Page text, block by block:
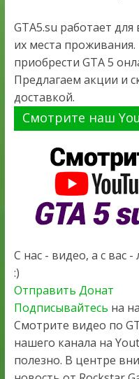
GTA5.su работает
их места
приобрести GTA 5
Предлагаем акции и
доставкой.
Смотрите наш
С нас - видео, а с вас
:)
Отправить Донат
Подписывайтесь на
Смотрите видео по
нашего канала на
полезно. В центре